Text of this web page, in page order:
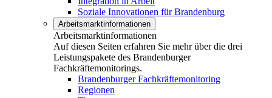
Soziale Innovationen für Brandenburg
Arbeitsmarktinformationen
Arbeitsmarktinformationen
Auf diesen Seiten erfahren Sie mehr über die drei
Leistungspakete des Brandenburger
Fachkräftemonitorings.
Brandenburger Fachkräftemonitoring
Regionen